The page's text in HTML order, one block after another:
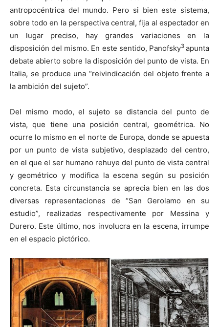
antropocéntrica del mundo. Pero si bien este sistema,
sobre todo en la perspectiva central, fija al espectador en
un lugar preciso, hay grandes variaciones en la
disposición del mismo. En este sentido, Panofsky3 apunta
debate abierto sobre la disposición del punto de vista. En
Italia, se produce una “reivindicación del objeto frente a
la ambición del sujeto”.
Del mismo modo, el sujeto se distancia del punto de
vista, que tiene una posición central, geométrica. No
ocurre lo mismo en el norte de Europa, donde se apuesta
por un punto de vista subjetivo, desplazado del centro,
en el que el ser humano rehuye del punto de vista central
y geométrico y modifica la escena según su posición
concreta. Esta circunstancia se aprecia bien en las dos
diversas representaciones de “San Gerolamo en su
estudio”, realizadas respectivamente por Messina y
Durero. Este último, nos involucra en la escena, irrumpe
en el espacio pictórico.